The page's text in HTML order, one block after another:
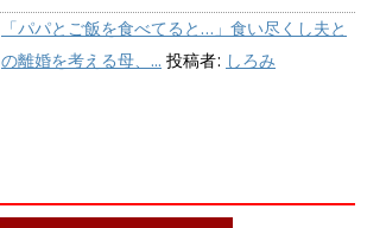
「パパとご飯を食べてると…」食い尽くし夫と
の離婚を考える母、... 投稿者: しろみ